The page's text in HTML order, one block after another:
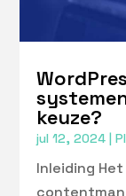
keuze?
jul 12, 2024 |
Inleiding